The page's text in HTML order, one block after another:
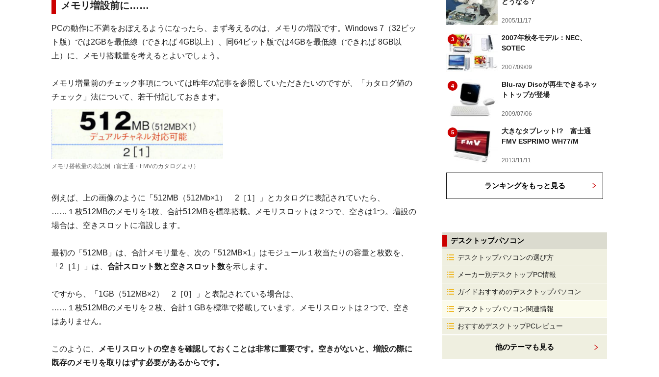
メモリ増設前に……
PCの動作に不満をおぼえるようになったら、まず考えるのは、メモリの増設です。Windows 7（32ビッ
ト版）では2GBを最低線（できれば 4GB以上）、同64ビット版では4GBを最低線（できれば 8GB以
上）に、メモリ搭載量を考えるとよいでしょう。
メモリ増量前のチェック事項については昨年の記事を参照していただきたいのですが、「カタログ値の
チェック」法について、若干付記しておきます。
メモリ搭載量の表記例（富士通・FMVのカタログより）
例えば、上の画像のように「512MB（512Mb×1） 2［1］」とカタログに表記されていたら、
……１枚512MBのメモリを1枚、合計512MBを標準搭載。メモリスロットは２つで、空きは1つ。増設の
場合は、空きスロットに増設します。
最初の「512MB」は、合計メモリ量を、次の「512MB×1」はモジュール１枚当たりの容量と枚数を、
「2［1］」は、 合計スロット数と空きスロット数を示します。
ですから、「1GB（512MB×2） 2［0］」と表記されている場合は、
……１枚512MBのメモリを２枚、合計１GBを標準で搭載しています。メモリスロットは２つで、空き
はありません。
このように、
メモリスロットの空きを確認しておくことは非常に重要です。空きがないと、増設の際に
既存のメモリを取りはずす必要があるからです。
2005/11/17
3
2007年秋冬モデル：NEC、
SOTEC
2007/09/09
4
Blu-ray Discが再生できるネッ
トトップが登場
2009/07/06
5
大きなタブレット!? 富士通
FMV ESPRIMO WH77/M
2013/11/11
ランキングをもっと見る
デスクトップパソコン
デスクトップパソコンの選び方
メーカー別デスクトップPC情報
ガイドおすすめのデスクトップパソコン
デスクトップパソコン関連情報
おすすめデスクトップPCレビュー
他のテーマも見る